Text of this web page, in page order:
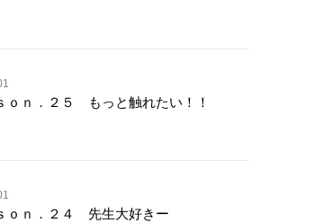
ｏｎ．２５ もっと触れたい！！
ｏｎ．２４ 先生大好きー